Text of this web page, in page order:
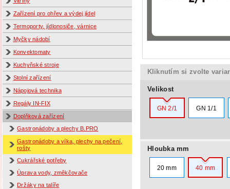
Zařízení pro ohřev a výdej jídel
Termoporty, jídlonosiče, várnice
Myčky nádobí
Konvektomaty
Kuchyňské stroje
Stolní zařízení
Nápojová technika
Regály IN-FIX
Doplňková zařízení
Gastronádoby a plechy B.PRO
Gastronádoby a víka, plechy na pečení,
rošty
Cukrářské potřeby
Úprava vody, změkčovače
Držáky na talíře
Kliknutím si zvolte
Velikost
GN 2/1 GN 1/1
Hloubka mm
20 mm 40 mm